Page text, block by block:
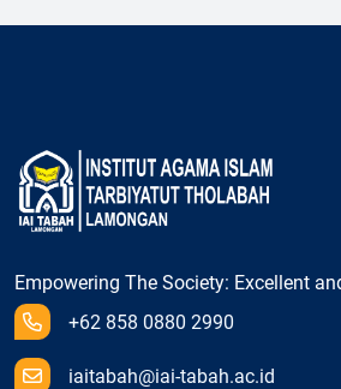
Empowering The Society: Excellent
+62 858 0880 2990
iaitabah@iai-tabah.ac.id